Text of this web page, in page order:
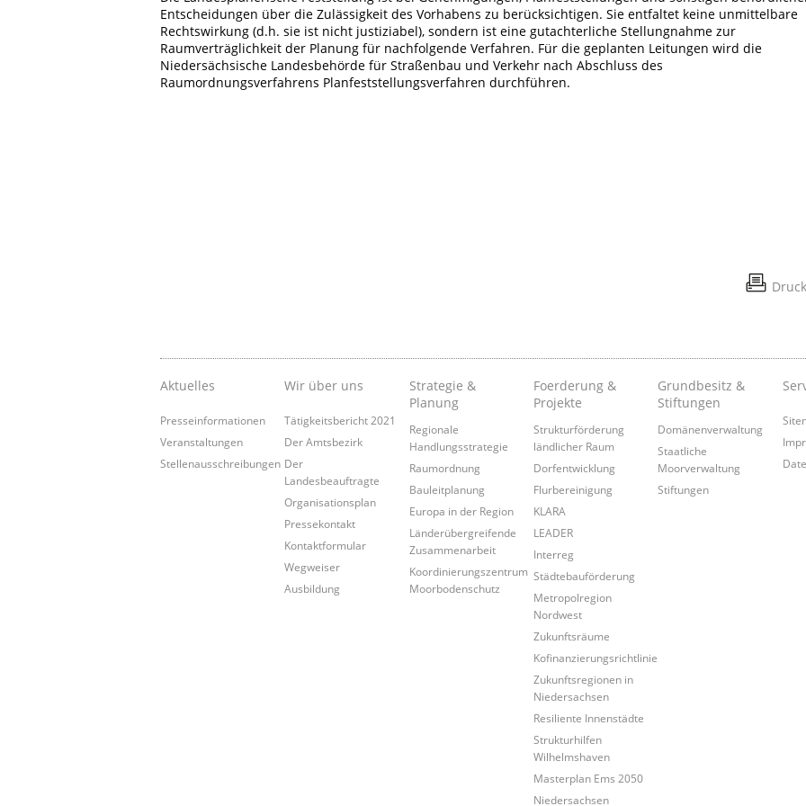
Entscheidungen über die Zulässigkeit des Vorhabens zu berücksichtigen. Sie entfaltet keine unmittelbare
Rechtswirkung (d.h. sie ist nicht justiziabel), sondern ist eine gutachterliche Stellungnahme zur
Raumverträglichkeit der Planung für nachfolgende Verfahren. Für die geplanten Leitungen wird die
Niedersächsische Landesbehörde für Straßenbau und Verkehr nach Abschluss des
Raumordnungsverfahrens Planfeststellungsverfahren durchführen.
Aktuelles
Presseinformationen
Veranstaltungen
Stellenausschreibungen
Wir über uns
Tätigkeitsbericht 2021
Der Amtsbezirk
Der
Landesbeauftragte
Organisationsplan
Pressekontakt
Kontaktformular
Wegweiser
Ausbildung
Strategie &
Planung
Regionale
Handlungsstrategie
Raumordnung
Bauleitplanung
Europa in der Region
Länderübergreifende
Zusammenarbeit
Koordinierungszentrum
Moorbodenschutz
Foerderung &
Projekte
Strukturförderung
ländlicher Raum
Dorfentwicklung
Flurbereinigung
KLARA
LEADER
Interreg
Städtebauförderung
Metropolregion
Nordwest
Zukunftsräume
Kofinanzierungsrichtlinie
Zukunftsregionen in
Niedersachsen
Resiliente Innenstädte
Strukturhilfen
Wilhelmshaven
Masterplan Ems 2050
Niedersachsen
Grundbesitz &
Stiftungen
Domänenverwaltung
Staatliche
Moorverwaltung
Stiftungen